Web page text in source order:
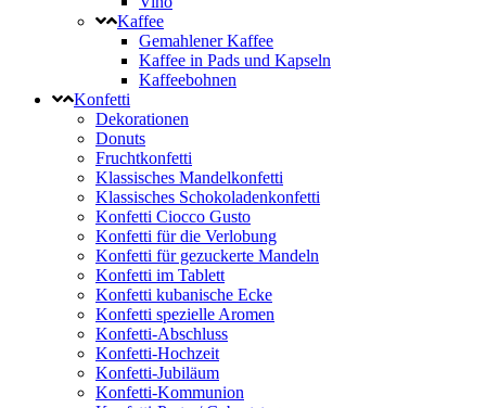
Kaffee
Gemahlener Kaffee
Kaffee in Pads und Kapseln
Kaffeebohnen
Konfetti
Dekorationen
Donuts
Fruchtkonfetti
Klassisches Mandelkonfetti
Klassisches Schokoladenkonfetti
Konfetti Ciocco Gusto
Konfetti für die Verlobung
Konfetti für gezuckerte Mandeln
Konfetti im Tablett
Konfetti kubanische Ecke
Konfetti spezielle Aromen
Konfetti-Abschluss
Konfetti-Hochzeit
Konfetti-Jubiläum
Konfetti-Kommunion